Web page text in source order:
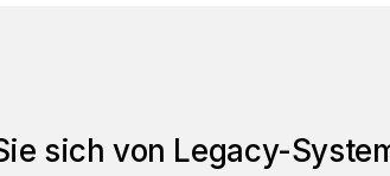
sich von Legacy-